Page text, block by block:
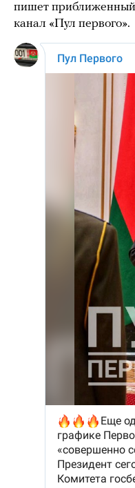
пишет приближенный
канал «Пул первого».